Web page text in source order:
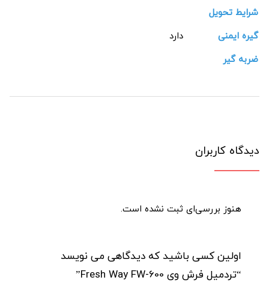
شرایط تحویل
گیره ایمنی
دارد
ضربه گیر
دیدگاه کاربران
هنوز بررسی‌ای ثبت نشده است.
اولین کسی باشید که دیدگاهی می نویسد
“تردمیل فرش وی Fresh Way FW-600”